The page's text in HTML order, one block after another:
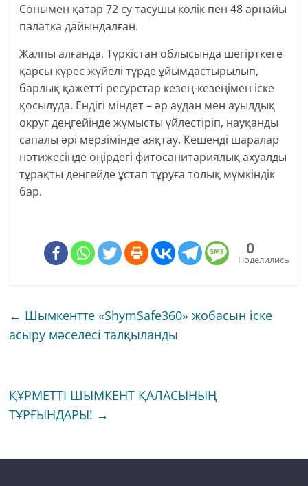
Сонымен қатар 72 су тасушы көлік пен 48 арнайы
палатка дайындалған.
Жалпы алғанда, Түркістан облысында шегірткеге
қарсы күрес жүйелі түрде ұйымдастырылып,
барлық қажетті ресурстар кезең-кезеңімен іске
қосылуда. Ендігі міндет – әр аудан мен ауылдық
округ деңгейінде жұмысты үйлестіріп, науқанды
сапалы әрі мерзімінде аяқтау. Кешенді шаралар
нәтижесінде өңірдегі фитосанитариялық ахуалды
тұрақты деңгейде ұстап тұруға толық мүмкіндік
бар.
0
Поделились
← Шымкентте «ShymSafe360» жобасын іске
асыру мәселесі талқыланды⁣⁣
ҚҰРМЕТТІ ШЫМКЕНТ ҚАЛАСЫНЫҢ
ТҰРҒЫНДАРЫ! →